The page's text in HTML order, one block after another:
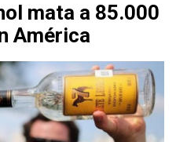
mata a 85.000
América